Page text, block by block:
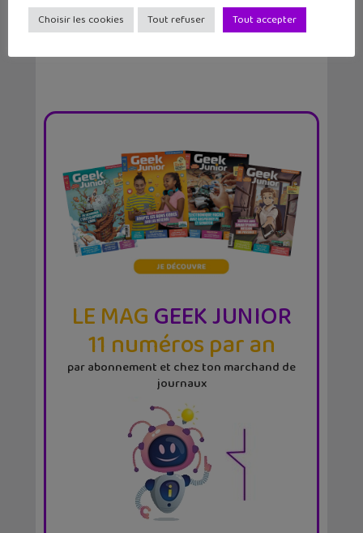
LE MAGGEEK JUNIOR
11 numéros par an
par abonnement et chez ton marchand de
journaux
Choisir les cookies Tout refuser Tout accepter